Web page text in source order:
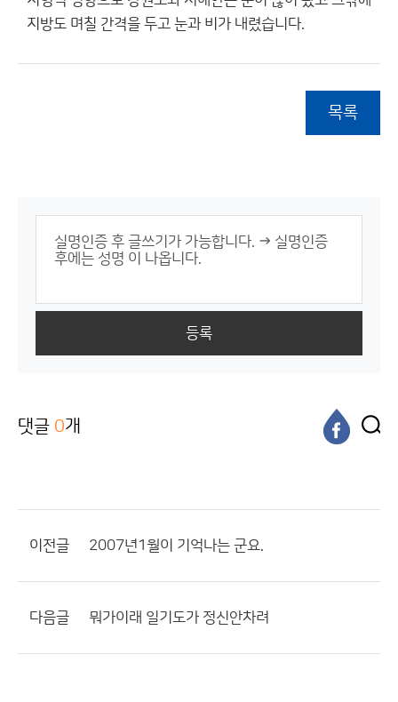
지방도 며칠 간격을 두고 눈과 비가 내렸습니다.
목록
등록
댓글 0개
이전글 2007년1월이 기억나는 군요.
다음글 뭐가이래 일기도가 정신안차려